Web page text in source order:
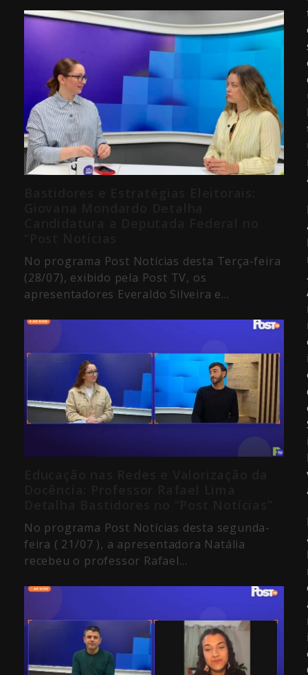
No programa Post Notícias desta Terça-feira
(28/07), exibido pela Post TV, os
apresentadores Everaldo Silveira e…
No programa Post Notícias desta segunda-
feira ( 21/07 ), a apresentadora Natália
recebeu o professor Rafael…